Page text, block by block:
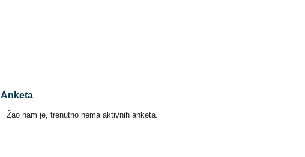
Anketa
Žao nam je, trenutno nema aktivnih anketa.